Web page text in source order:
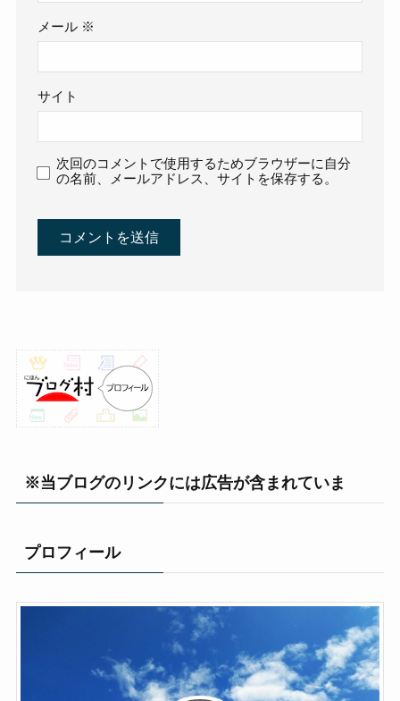
メール ※
サイト
次回のコメントで使用するためブラウザーに自分
の名前、メールアドレス、サイトを保存する。
※当ブログのリンクには広告が含まれていま
プロフィール